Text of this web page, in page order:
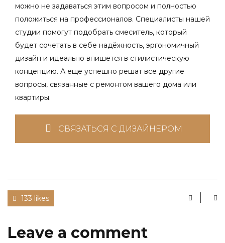
можно не задаваться этим вопросом и полностью
положиться на профессионалов. Специалисты нашей
студии помогут подобрать смеситель, который
будет сочетать в себе надёжность, эргономичный
дизайн и идеально впишется в стилистическую
концепцию. А еще успешно решат все другие
вопросы, связанные с ремонтом вашего дома или
квартиры.
СВЯЗАТЬСЯ С ДИЗАЙНЕРОМ
133 likes
Leave a comment